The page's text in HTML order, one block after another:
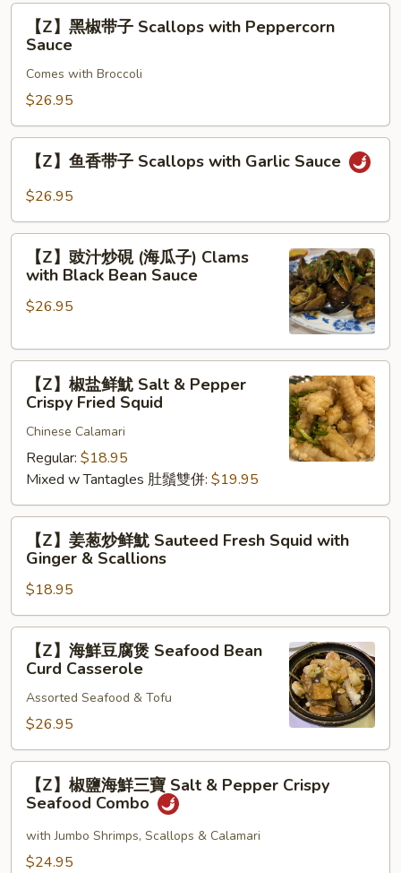
仁
Sauteed
Baby
Shrimp
with
Mixed
Veg
【Z】
Scallops
with
Peppercorn
Sauce
【Z】黑椒带子 Scallops with Peppercorn
Sauce
Comes with Broccoli
$26.95
【Z】
子
Scallops
with
Garlic
【Z】鱼香带子 Scallops with Garlic Sauce
$26.95
【Z】
(海
子)
with
Black
Bean
Sauce
【Z】豉汁炒硯 (海瓜子) Clams
with Black Bean Sauce
$26.95
【Z】
Salt
&
Pepper
Crispy
Fried
Squid
【Z】椒盐鲜魷 Salt & Pepper
Crispy Fried Squid
Chinese Calamari
Regular: $18.95
Mixed w Tantagles 肚鬚雙併: $19.95
【Z】
鲜
魷
Sauteed
Fresh
Squid
with
Ginger
&
Scallions
【Z】姜葱炒鲜魷 Sauteed Fresh Squid with
Ginger & Scallions
$18.95
【Z】
煲
Seafood
Bean
Curd
Casserole
【Z】海鮮豆腐煲 Seafood Bean
Curd Casserole
Assorted Seafood & Tofu
$26.95
【Z】
【Z】椒鹽海鮮三寶 Salt & Pepper Crispy
Seafood Combo
with Jumbo Shrimps, Scallops & Calamari
$24.95